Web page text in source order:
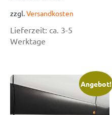
zzgl.Versandkosten
Lieferzeit: ca. 3-5
Werktage
Angebot!